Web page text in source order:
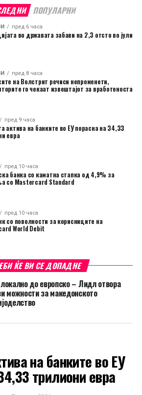
ПОПУЛАРНИ
пред 6 часа
во државата забави на 2,3 отсто во јули
пред 8 часа
на Волстрит речиси непроменети,
го чекаат извештајот за вработеноста
пред 9 часа
актива на банките во ЕУ порасна на 34,33
евра
пред 10 часа
банка со каматна стапка од 4,9% за
со Mastercard Standard
пред 10 часа
со поволности за корисниците на
World Debit
ЌЕ ВИ СЕ ДОПАДНЕ
до европско – Лидл отвора
можности за македонското
на банките во ЕУ
трилиони евра